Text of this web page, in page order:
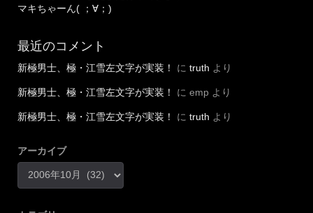
マキちゃーん( ；∀；)
最近のコメント
新極男士、極・江雪左文字が実装！ に truth より
新極男士、極・江雪左文字が実装！ に emp より
新極男士、極・江雪左文字が実装！ に truth より
アーカイブ